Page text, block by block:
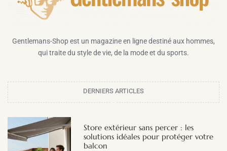
Gentlemans-Shop est un magazine en ligne destiné aux hommes,
qui traite du style de vie, de la mode et du sports.
DERNIERS ARTICLES
Store extérieur sans percer : les
solutions idéales pour protéger votre
balcon